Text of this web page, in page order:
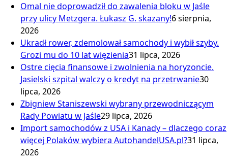
Omal nie doprowadził do zawalenia bloku w Jaśle
przy ulicy Metzgera. Łukasz G. skazany!6 sierpnia,
2026
Ukradł rower, zdemolował samochody i wybił szyby.
Grozi mu do 10 lat więzienia31 lipca, 2026
Ostre cięcia finansowe i zwolnienia na horyzoncie.
Jasielski szpital walczy o kredyt na przetrwanie30
lipca, 2026
Zbigniew Staniszewski wybrany przewodniczącym
Rady Powiatu w Jaśle29 lipca, 2026
Import samochodów z USA i Kanady – dlaczego coraz
więcej Polaków wybiera AutohandelUSA.pl?31 lipca,
2026